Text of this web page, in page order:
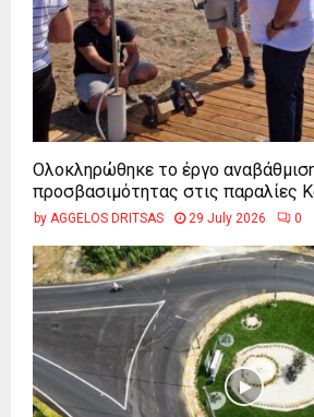
Ολοκληρώθηκε το έργο
προσβασιμότητας στις παραλίες
by AGGELOS DRITSAS 29 July 2026 0